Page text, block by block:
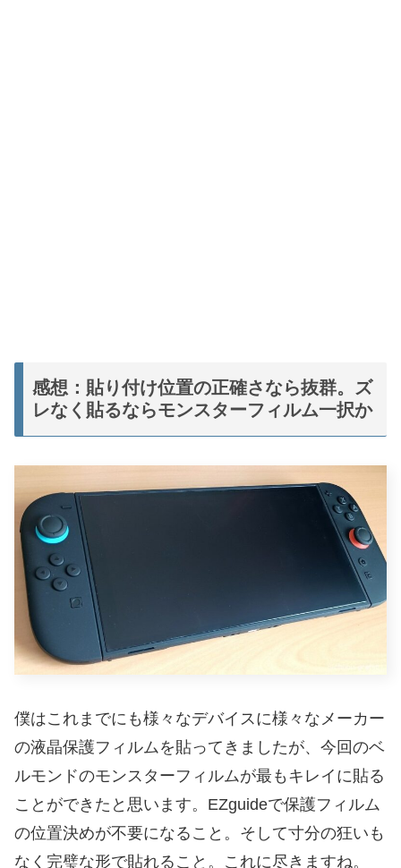
感想：貼り付け位置の正確さなら抜群。ズ
レなく貼るならモンスターフィルム一択か
僕はこれまでにも様々なデバイスに様々なメーカー
の液晶保護フィルムを貼ってきましたが、今回のベ
ルモンドのモンスターフィルムが最もキレイに貼る
ことができたと思います。EZguideで保護フィルム
の位置決めが不要になること。そして寸分の狂いも
なく完璧な形で貼れること。これに尽きますね。